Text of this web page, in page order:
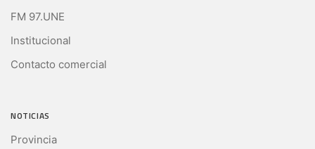
FM 97.UNE
Institucional
Contacto comercial
NOTICIAS
Provincia